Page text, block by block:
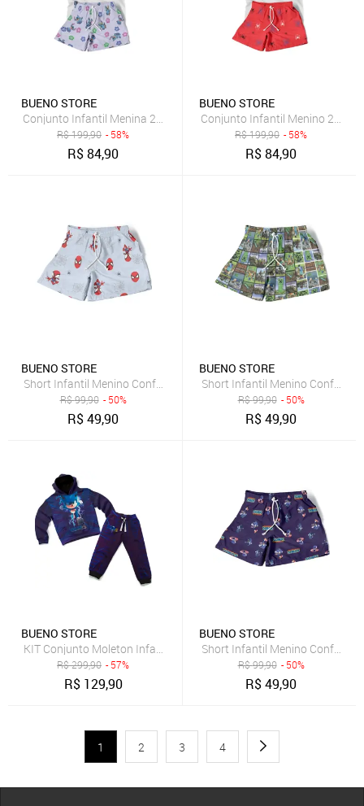
BUENO STORE
Conjunto Infantil Menina 2pçs Camiseta Manga Curta e Shorts
R$199,90 - 58%
R$84,90
BUENO STORE
Conjunto Infantil Menino 2pçs
R$199,90 - 58%
R$84,90
BUENO STORE
Short Infantil Menino Conforto Estampado Verão Moda
R$99,90 - 50%
R$49,90
BUENO STORE
Short Infantil Menino Conforto
R$99,90 - 50%
R$49,90
BUENO STORE
KIT Conjunto Moleton Infantil Blusa Canguru e Calça Escolar
R$299,90 - 57%
R$ 129,90
BUENO STORE
Short Infantil Menino Conforto
R$99,90 - 50%
R$49,90
1 2 3 4